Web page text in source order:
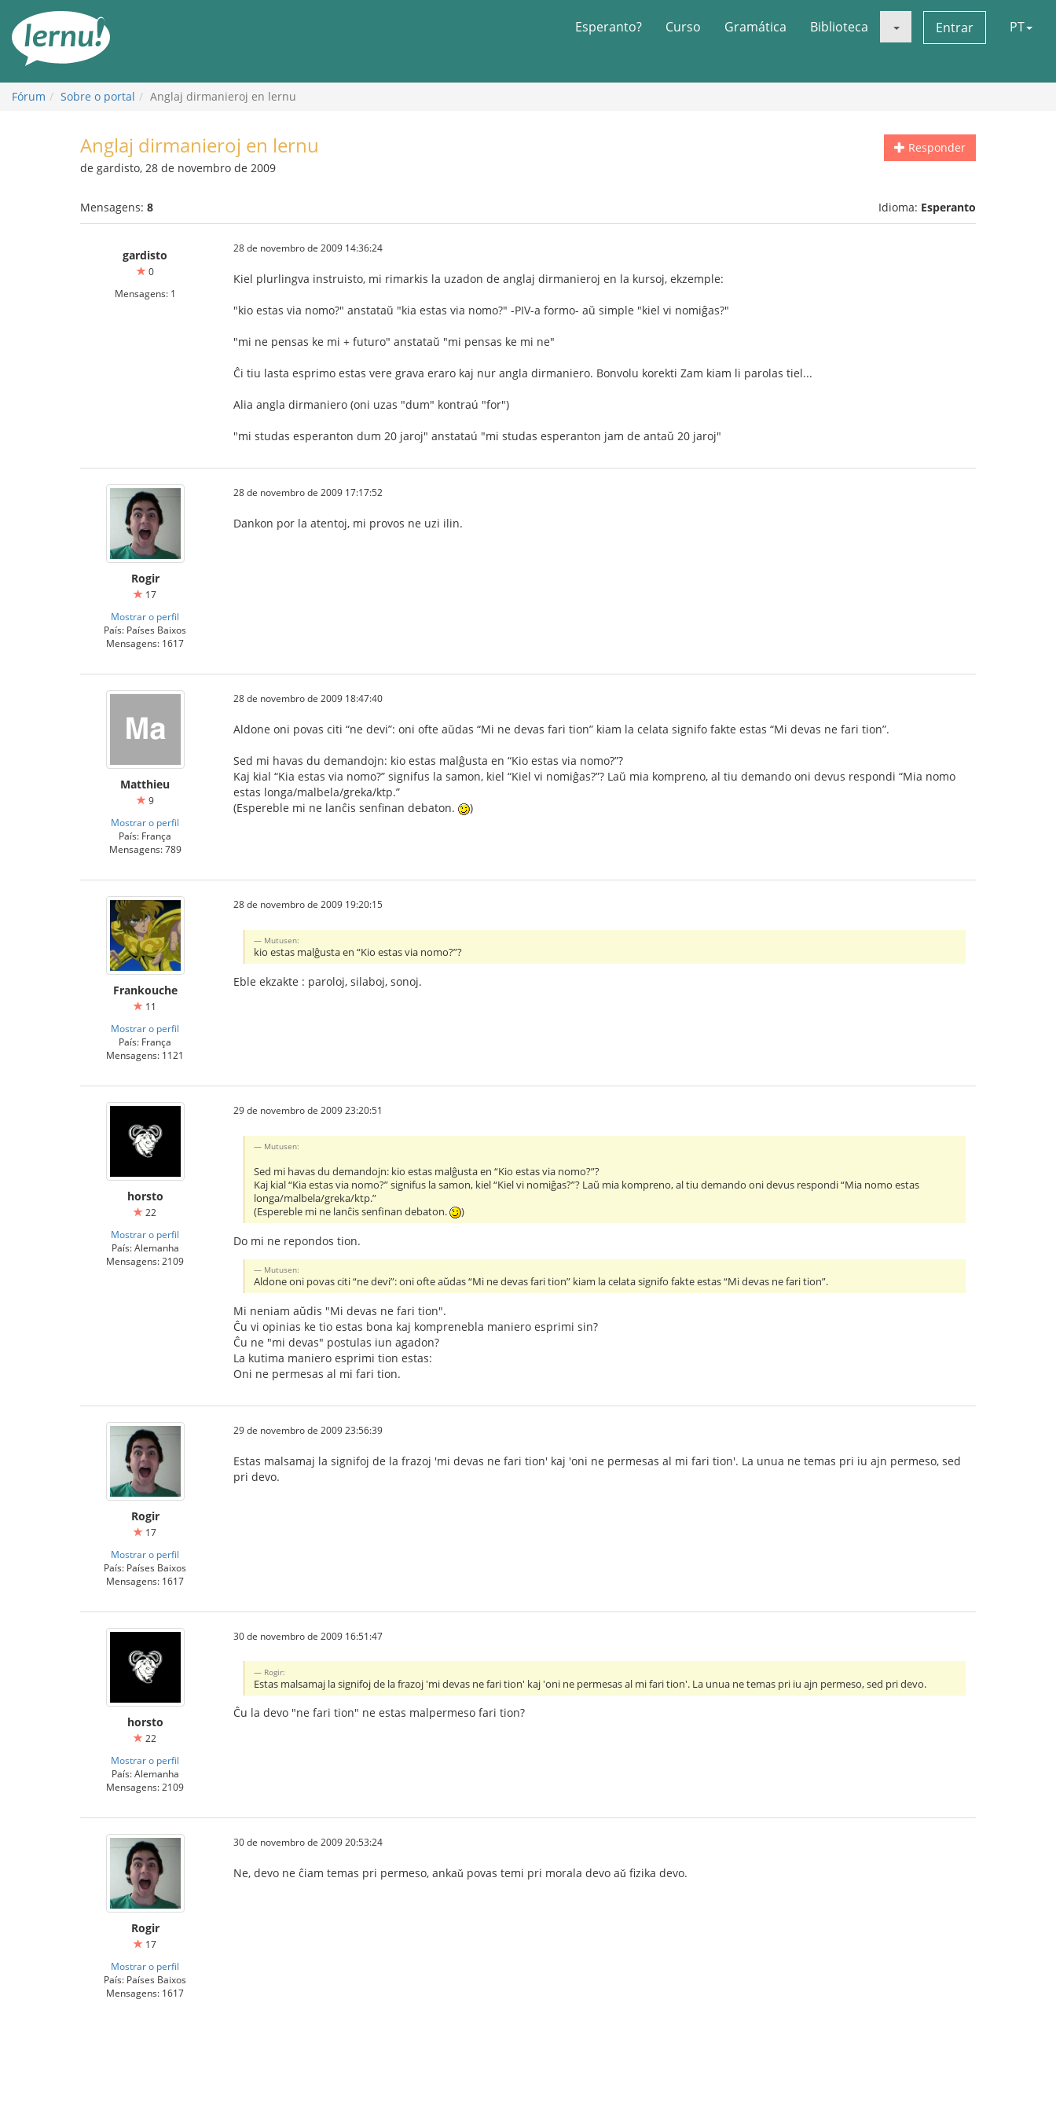
conteúdo
Esperanto? Curso Gramática Biblioteca Entrar PT
Fórum Sobre o portal Anglaj dirmanieroj en lernu
Responder
Anglaj dirmanieroj en lernu
de gardisto, 28 de novembro de 2009
Mensagens: 8 Idioma: Esperanto
gardisto
0
Mensagens: 1
28 de novembro de 2009 14:36:24
Kiel plurlingva instruisto, mi rimarkis la uzadon de anglaj dirmanieroj en la kursoj, ekzemple:
"kio estas via nomo?" anstataŭ "kia estas via nomo?" -PIV-a formo- aŭ simple "kiel vi nomiĝas?"
"mi ne pensas ke mi + futuro" anstataŭ "mi pensas ke mi ne"
Ĉi tiu lasta esprimo estas vere grava eraro kaj nur angla dirmaniero. Bonvolu korekti Zam kiam li parolas tiel...
Alia angla dirmaniero (oni uzas "dum" kontraú "for")
"mi studas esperanton dum 20 jaroj" anstataú "mi studas esperanton jam de antaŭ 20 jaroj"
Rogir
17
Mostrar o perfil
País: Países Baixos
Mensagens: 1617
28 de novembro de 2009 17:17:52
Dankon por la atentoj, mi provos ne uzi ilin.
Matthieu
9
Mostrar o perfil
País: França
Mensagens: 789
28 de novembro de 2009 18:47:40
Aldone oni povas citi “ne devi”: oni ofte aŭdas “Mi ne devas fari tion” kiam la celata signifo fakte estas “Mi devas ne fari tion”.
Sed mi havas du demandojn: kio estas malĝusta en “Kio estas via nomo?”?
Kaj kial “Kia estas via nomo?” signifus la samon, kiel “Kiel vi nomiĝas?”? Laŭ mia kompreno, al tiu demando oni devus respondi “Mia nomo
estas longa/malbela/greka/ktp.”
(Espereble mi ne lanĉis senfinan debaton.
)
Frankouche
11
Mostrar o perfil
País: França
Mensagens: 1121
28 de novembro de 2009 19:20:15
Mutusen:
kio estas malĝusta en “Kio estas via nomo?”?
Eble ekzakte : paroloj, silaboj, sonoj.
horsto
22
Mostrar o perfil
País: Alemanha
Mensagens: 2109
29 de novembro de 2009 23:20:51
Mutusen:
Sed mi havas du demandojn: kio estas malĝusta en “Kio estas via nomo?”?
Kaj kial “Kia estas via nomo?” signifus la samon, kiel “Kiel vi nomiĝas?”? Laŭ mia kompreno, al tiu demando oni devus respondi “Mia nomo estas
longa/malbela/greka/ktp.”
(Espereble mi ne lanĉis senfinan debaton.
)
Do mi ne repondos tion.
Mutusen:
Aldone oni povas citi “ne devi”: oni ofte aŭdas “Mi ne devas fari tion” kiam la celata signifo fakte estas “Mi devas ne fari tion”.
Mi neniam aŭdis "Mi devas ne fari tion".
Ĉu vi opinias ke tio estas bona kaj komprenebla maniero esprimi sin?
Ĉu ne "mi devas" postulas iun agadon?
La kutima maniero esprimi tion estas:
Oni ne permesas al mi fari tion.
Rogir
17
Mostrar o perfil
País: Países Baixos
Mensagens: 1617
29 de novembro de 2009 23:56:39
Estas malsamaj la signifoj de la frazoj 'mi devas ne fari tion' kaj 'oni ne permesas al mi fari tion'. La unua ne temas pri iu ajn permeso, sed
pri devo.
horsto
22
Mostrar o perfil
País: Alemanha
Mensagens: 2109
30 de novembro de 2009 16:51:47
Rogir:
Estas malsamaj la signifoj de la frazoj 'mi devas ne fari tion' kaj 'oni ne permesas al mi fari tion'. La unua ne temas pri iu ajn permeso, sed pri devo.
Ĉu la devo "ne fari tion" ne estas malpermeso fari tion?
Rogir
17
Mostrar o perfil
País: Países Baixos
Mensagens: 1617
30 de novembro de 2009 20:53:24
Ne, devo ne ĉiam temas pri permeso, ankaǔ povas temi pri morala devo aǔ fizika devo.